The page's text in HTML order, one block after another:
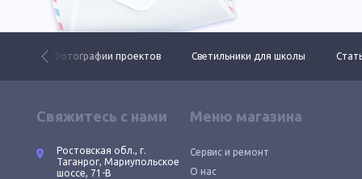
Фотографии проектов Светильники для школы
Свяжитесь с нами
Ростовская обл., г.
Таганрог, Мариупольское
шоссе, 71-В
Меню магазина
Сервис и ремонт
О нас